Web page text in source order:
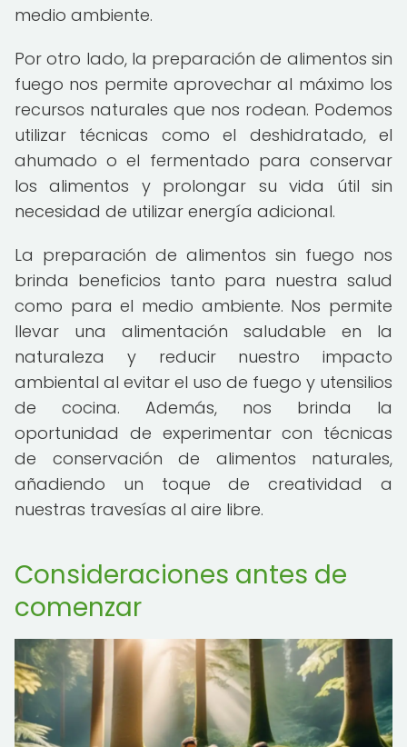
medio ambiente.
Por otro lado, la preparación de alimentos sin
fuego nos permite aprovechar al máximo los
recursos naturales que nos rodean. Podemos
utilizar técnicas como el deshidratado, el
ahumado o el fermentado para conservar
los alimentos y prolongar su vida útil sin
necesidad de utilizar energía adicional.
La preparación de alimentos sin fuego nos
brinda beneficios tanto para nuestra salud
como para el medio ambiente. Nos permite
llevar una alimentación saludable en la
naturaleza y reducir nuestro impacto
ambiental al evitar el uso de fuego y utensilios
de cocina. Además, nos brinda la
oportunidad de experimentar con técnicas
de conservación de alimentos naturales,
añadiendo un toque de creatividad a
nuestras travesías al aire libre.
Consideraciones antes de
comenzar